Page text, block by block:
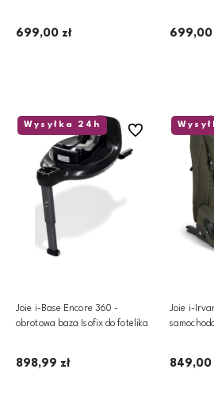
699,00 zł 699,00
Wysyłka 24h
Joie i-Base Encore 360 -
obrotowa baza Isofix do fotelika
898,99 zł
Do ulubionych
Joie i-
849,00